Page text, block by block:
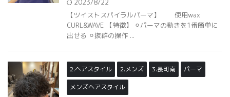
2023/8/22
【ツイストスパイラルパーマ】 使用wax
CURL&WAVE 【特徴】 ⚪︎パーマの動きを1番簡単に
出せる ⚪︎抜群の操作 ...
2.ヘアスタイル 2.メンズ 3.長町南 パーマ
メンズヘアスタイル